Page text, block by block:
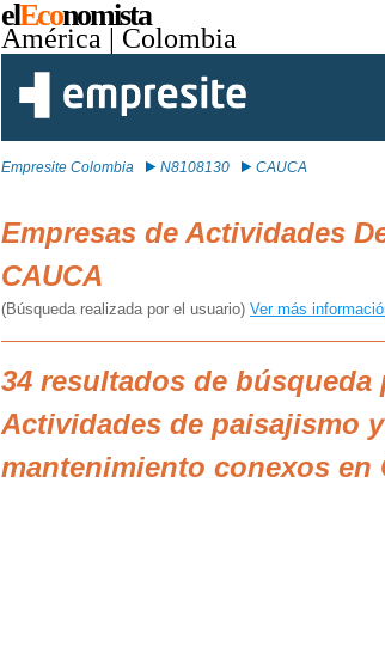
elEconomista
América | Colombia
Empresite Colombia N8108130 CAUCA
Empresas de Actividades
CAUCA
(Búsqueda realizada por el usuario) Ver más
34 resultados de búsqueda
Actividades de paisajismo
mantenimiento conexos en